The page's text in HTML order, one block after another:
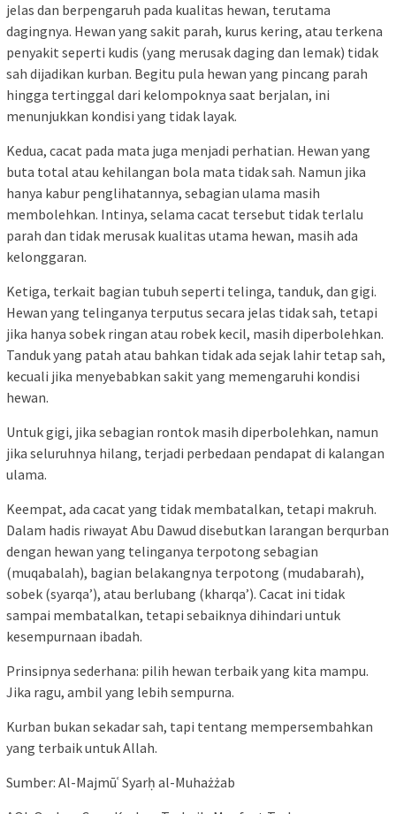
jelas dan berpengaruh pada kualitas hewan, terutama
dagingnya. Hewan yang sakit parah, kurus kering, atau terkena
penyakit seperti kudis (yang merusak daging dan lemak) tidak
sah dijadikan kurban. Begitu pula hewan yang pincang parah
hingga tertinggal dari kelompoknya saat berjalan, ini
menunjukkan kondisi yang tidak layak.
Kedua, cacat pada mata juga menjadi perhatian. Hewan yang
buta total atau kehilangan bola mata tidak sah. Namun jika
hanya kabur penglihatannya, sebagian ulama masih
membolehkan. Intinya, selama cacat tersebut tidak terlalu
parah dan tidak merusak kualitas utama hewan, masih ada
kelonggaran.
Ketiga, terkait bagian tubuh seperti telinga, tanduk, dan gigi.
Hewan yang telinganya terputus secara jelas tidak sah, tetapi
jika hanya sobek ringan atau robek kecil, masih diperbolehkan.
Tanduk yang patah atau bahkan tidak ada sejak lahir tetap sah,
kecuali jika menyebabkan sakit yang memengaruhi kondisi
hewan.
Untuk gigi, jika sebagian rontok masih diperbolehkan, namun
jika seluruhnya hilang, terjadi perbedaan pendapat di kalangan
ulama.
Keempat, ada cacat yang tidak membatalkan, tetapi makruh.
Dalam hadis riwayat Abu Dawud disebutkan larangan berqurban
dengan hewan yang telinganya terpotong sebagian
(muqabalah), bagian belakangnya terpotong (mudabarah),
sobek (syarqa’), atau berlubang (kharqa’). Cacat ini tidak
sampai membatalkan, tetapi sebaiknya dihindari untuk
kesempurnaan ibadah.
Prinsipnya sederhana: pilih hewan terbaik yang kita mampu.
Jika ragu, ambil yang lebih sempurna.
Kurban bukan sekadar sah, tapi tentang mempersembahkan
yang terbaik untuk Allah.
Sumber: Al-Majmūʿ Syarḥ al-Muhażżab